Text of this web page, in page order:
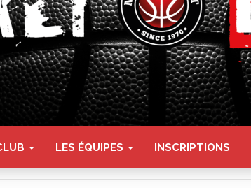
LES ÉQUIPES INSCRIPTIONS